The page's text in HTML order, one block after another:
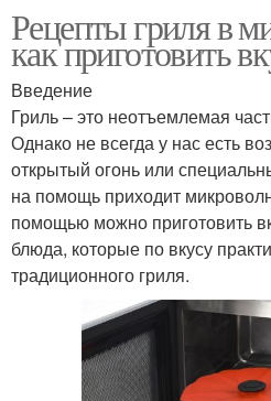
Рецепты гриля в
как приготовить
Введение
Гриль – это неотъемлемая
Однако не всегда у нас есть
открытый огонь или
на помощь приходит
помощью можно приготовить
блюда, которые по вкусу
традиционного гриля.